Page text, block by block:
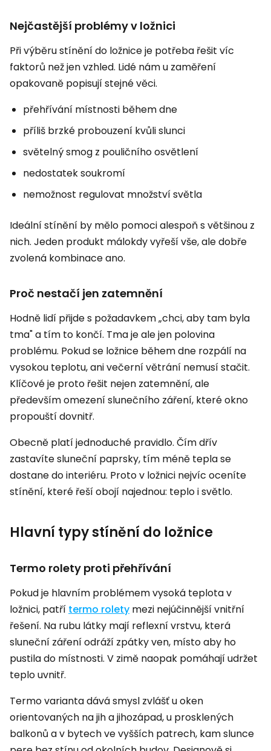
Nejčastější problémy v ložnici
Při výběru stínění do ložnice je potřeba řešit víc
faktorů než jen vzhled. Lidé nám u zaměření
opakovaně popisují stejné věci.
přehřívání místnosti během dne
příliš brzké probouzení kvůli slunci
světelný smog z pouličního osvětlení
nedostatek soukromí
nemožnost regulovat množství světla
Ideální stínění by mělo pomoci alespoň s většinou z
nich. Jeden produkt málokdy vyřeší vše, ale dobře
zvolená kombinace ano.
Proč nestačí jen zatemnění
Hodně lidí přijde s požadavkem „chci, aby tam byla
tma" a tím to končí. Tma je ale jen polovina
problému. Pokud se ložnice během dne rozpálí na
vysokou teplotu, ani večerní větrání nemusí stačit.
Klíčové je proto řešit nejen zatemnění, ale
především omezení slunečního záření, které okno
propouští dovnitř.
Obecně platí jednoduché pravidlo. Čím dřív
zastavíte sluneční paprsky, tím méně tepla se
dostane do interiéru. Proto v ložnici nejvíc oceníte
stínění, které řeší obojí najednou: teplo i světlo.
Hlavní typy stínění do ložnice
Termo rolety proti přehřívání
Pokud je hlavním problémem vysoká teplota v
ložnici, patří termo rolety mezi nejúčinnější vnitřní
řešení. Na rubu látky mají reflexní vrstvu, která
sluneční záření odráží zpátky ven, místo aby ho
pustila do místnosti. V zimě naopak pomáhají udržet
teplo uvnitř.
Termo varianta dává smysl zvlášť u oken
orientovaných na jih a jihozápad, u prosklených
balkonů a v bytech ve vyšších patrech, kam slunce